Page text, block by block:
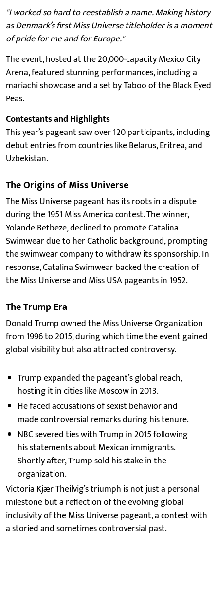
"I worked so hard to reestablish a name. Making history
as Denmark’s first Miss Universe titleholder is a moment
of pride for me and for Europe."
The event, hosted at the 20,000-capacity Mexico City
Arena, featured stunning performances, including a
mariachi showcase and a set by Taboo of the Black Eyed
Peas.
Contestants and Highlights
This year’s pageant saw over 120 participants, including
debut entries from countries like Belarus, Eritrea, and
Uzbekistan.
The Origins of Miss Universe
The Miss Universe pageant has its roots in a dispute
during the 1951 Miss America contest. The winner,
Yolande Betbeze, declined to promote Catalina
Swimwear due to her Catholic background, prompting
the swimwear company to withdraw its sponsorship. In
response, Catalina Swimwear backed the creation of
the Miss Universe and Miss USA pageants in 1952.
The Trump Era
Donald Trump owned the Miss Universe Organization
from 1996 to 2015, during which time the event gained
global visibility but also attracted controversy.
Trump expanded the pageant’s global reach,
hosting it in cities like Moscow in 2013.
He faced accusations of sexist behavior and
made controversial remarks during his tenure.
NBC severed ties with Trump in 2015 following
his statements about Mexican immigrants.
Shortly after, Trump sold his stake in the
organization.
Victoria Kjær Theilvig’s triumph is not just a personal
milestone but a reflection of the evolving global
inclusivity of the Miss Universe pageant, a contest with
a storied and sometimes controversial past.